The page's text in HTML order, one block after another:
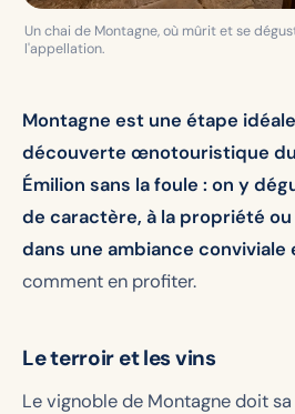
Un chai de Montagne, où mûrit et se
l'appellation.
Montagne est une étape
découverte œnotouristique
Émilion sans la foule : on y
de caractère, à la propriété ou
dans une ambiance
comment en profiter.
Le terroir et les vins
Le vignoble de Montagne doit